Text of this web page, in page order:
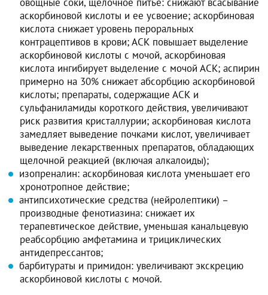
аскорбиновой кислоты и ее усвоение; аскорбиновая
кислота снижает уровень пероральных
контрацептивов в крови; АСК повышает выделение
аскорбиновой кислоты с мочой, аскорбиновая
кислота ингибирует выделение с мочой АСК; аспирин
примерно на 30% снижает абсорбцию аскорбиновой
кислоты; препараты, содержащие АСК и
сульфаниламиды короткого действия, увеличивают
риск развития кристаллурии; аскорбиновая кислота
замедляет выведение почками кислот, увеличивает
выведение лекарственных препаратов, обладающих
щелочной реакцией (включая алкалоиды);
изопреналин: аскорбиновая кислота уменьшает его
хронотропное действие;
антипсихотические средства (нейролептики) –
производные фенотиазина: снижает их
терапевтическое действие, уменьшая канальцевую
реабсорбцию амфетамина и трициклических
антидепрессантов;
барбитураты и примидон: увеличивают экскрецию
аскорбиновой кислоты с мочой.